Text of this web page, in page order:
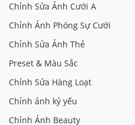
Chỉnh Sửa Ảnh Cưới A
Chỉnh Ảnh Phóng Sự Cưới
Chỉnh Sửa Ảnh Thẻ
Preset & Màu Sắc
Chỉnh Sửa Hàng Loạt
Chỉnh ảnh kỷ yếu
Chỉnh Ảnh Beauty